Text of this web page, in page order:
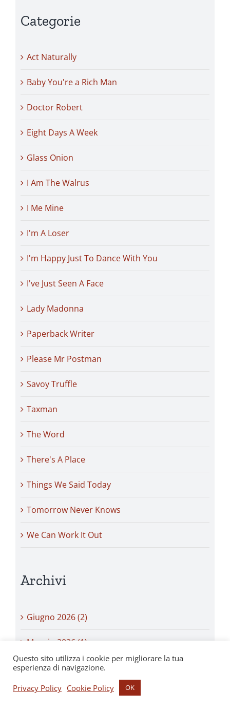
Categorie
Act Naturally
Baby You're a Rich Man
Doctor Robert
Eight Days A Week
Glass Onion
I Am The Walrus
I Me Mine
I'm A Loser
I'm Happy Just To Dance With You
I've Just Seen A Face
Lady Madonna
Paperback Writer
Please Mr Postman
Savoy Truffle
Taxman
The Word
There's A Place
Things We Said Today
Tomorrow Never Knows
We Can Work It Out
Archivi
Giugno 2026 (2)
Maggio 2026 (1)
Aprile 2026 (1)
Marzo 2026 (1)
Questo sito utilizza i cookie per migliorare la tua
esperienza di navigazione.
Privacy Policy Cookie Policy OK